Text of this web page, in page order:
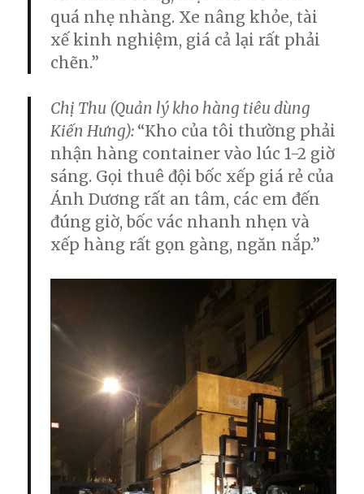
quá nhẹ nhàng. Xe nâng khỏe, tài
xế kinh nghiệm, giá cả lại rất phải
chẽn.”
Chị Thu (Quản lý kho hàng tiêu dùng
Kiến Hưng): “Kho của tôi thường phải
nhận hàng container vào lúc 1-2 giờ
sáng. Gọithuê đội bốc xếp giá rẻ của
Ánh Dương rất an tâm, các em đến
đúng giờ, bốc vác nhanh nhẹn và
xếp hàng rất gọn gàng, ngăn nắp.”